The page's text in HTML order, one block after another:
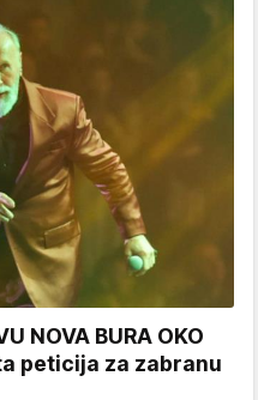
NOVA BURA OKO
peticija za zabranu